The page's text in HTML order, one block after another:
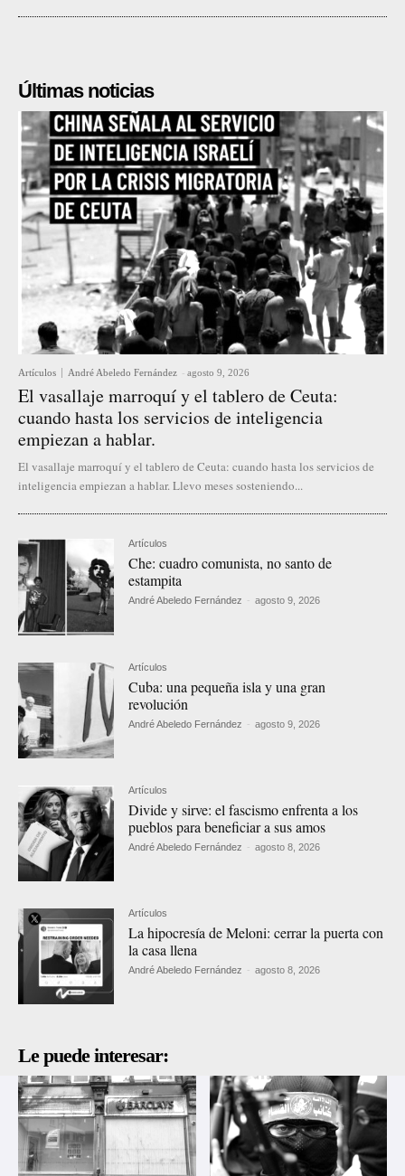
Últimas noticias
Artículos André Abeledo Fernández - agosto 9, 2026
El vasallaje marroquí y el tablero de Ceuta:
cuando hasta los servicios de inteligencia
empiezan a hablar.
El vasallaje marroquí y el tablero de Ceuta: cuando hasta los servicios de
inteligencia empiezan a hablar. Llevo meses sosteniendo...
Artículos
Che: cuadro comunista, no santo de
estampita
André Abeledo Fernández - agosto 9, 2026
Artículos
Cuba: una pequeña isla y una gran
revolución
André Abeledo Fernández - agosto 9, 2026
Artículos
Divide y sirve: el fascismo enfrenta a los
pueblos para beneficiar a sus amos
André Abeledo Fernández - agosto 8, 2026
Artículos
La hipocresía de Meloni: cerrar la puerta con
la casa llena
André Abeledo Fernández - agosto 8, 2026
Le puede interesar: